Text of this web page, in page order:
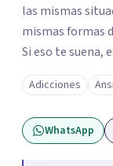
las mismas
mismas formas
Si eso te suena,
Adicciones
WhatsApp